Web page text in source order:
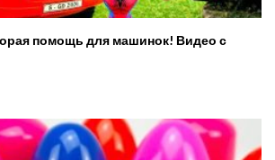
помощь для машинок! Видео с